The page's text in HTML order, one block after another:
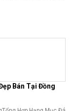
Bán Tại Đồng